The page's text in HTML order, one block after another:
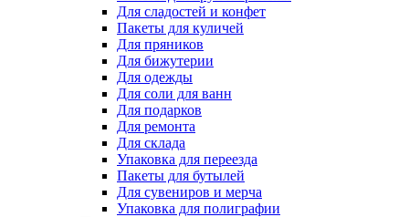
Для сладостей и конфет
Пакеты для куличей
Для пряников
Для бижутерии
Для одежды
Для соли для ванн
Для подарков
Для ремонта
Для склада
Упаковка для переезда
Пакеты для бутылей
Для сувениров и мерча
Упаковка для полиграфии